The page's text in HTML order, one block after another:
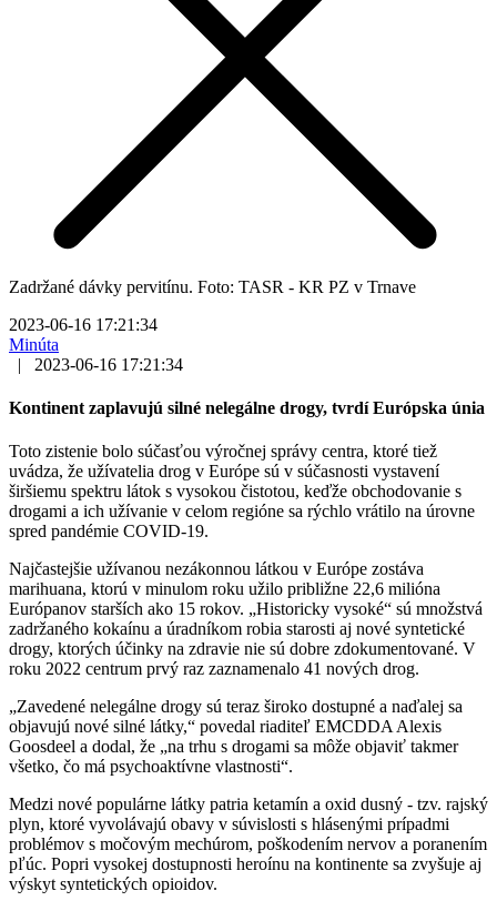
Zadržané dávky pervitínu. Foto: TASR - KR PZ v Trnave
2023-06-16 17:21:34
Minúta
|
2023-06-16 17:21:34
Kontinent zaplavujú silné nelegálne drogy, tvrdí Európska únia
Toto zistenie bolo súčasťou výročnej správy centra, ktoré tiež
uvádza, že užívatelia drog v Európe sú v súčasnosti vystavení
širšiemu spektru látok s vysokou čistotou, keďže obchodovanie s
drogami a ich užívanie v celom regióne sa rýchlo vrátilo na úrovne
spred pandémie COVID-19.
Najčastejšie užívanou nezákonnou látkou v Európe zostáva
marihuana, ktorú v minulom roku užilo približne 22,6 milióna
Európanov starších ako 15 rokov. „Historicky vysoké“ sú množstvá
zadržaného kokaínu a úradníkom robia starosti aj nové syntetické
drogy, ktorých účinky na zdravie nie sú dobre zdokumentované. V
roku 2022 centrum prvý raz zaznamenalo 41 nových drog.
„Zavedené nelegálne drogy sú teraz široko dostupné a naďalej sa
objavujú nové silné látky,“ povedal riaditeľ EMCDDA Alexis
Goosdeel a dodal, že „na trhu s drogami sa môže objaviť takmer
všetko, čo má psychoaktívne vlastnosti“.
Medzi nové populárne látky patria ketamín a oxid dusný - tzv. rajský
plyn, ktoré vyvolávajú obavy v súvislosti s hlásenými prípadmi
problémov s močovým mechúrom, poškodením nervov a poranením
pľúc. Popri vysokej dostupnosti heroínu na kontinente sa zvyšuje aj
výskyt syntetických opioidov.